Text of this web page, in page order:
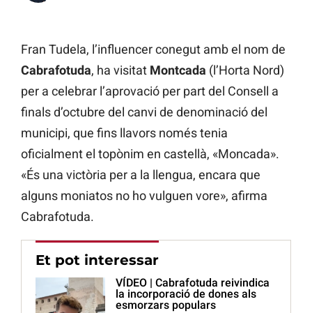
Fran Tudela, l’influencer conegut amb el nom de
Cabrafotuda, ha visitat Montcada (l’Horta Nord)
per a celebrar l’aprovació per part del Consell a
finals d’octubre del canvi de denominació del
municipi, que fins llavors només tenia
oficialment el topònim en castellà, «Moncada».
«És una victòria per a la llengua, encara que
alguns moniatos no ho vulguen vore», afirma
Cabrafotuda.
Et pot interessar
VÍDEO | Cabrafotuda reivindica
la incorporació de dones als
esmorzars populars